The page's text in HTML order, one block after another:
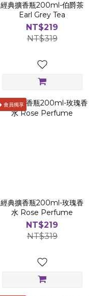
經典擴香瓶200ml-伯爵茶
Earl Grey Tea
NT$219
NT$319
會員獨享
經典擴香瓶200ml-玫瑰香
水 Rose Perfume
NT$219
NT$319